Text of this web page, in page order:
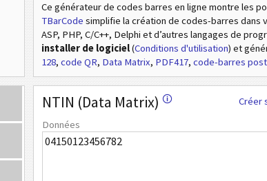
Ce générateur de codes barres en ligne montre les
TBarCode simplifie la création de codes-barres dans
ASP, PHP, C/C++, Delphi et d’autres langages de
installer de logiciel(Conditions d'utilisation) et
128, code QR, Data Matrix, PDF417, code-barres
Créer
NTIN (Data Matrix) 🛈
Données